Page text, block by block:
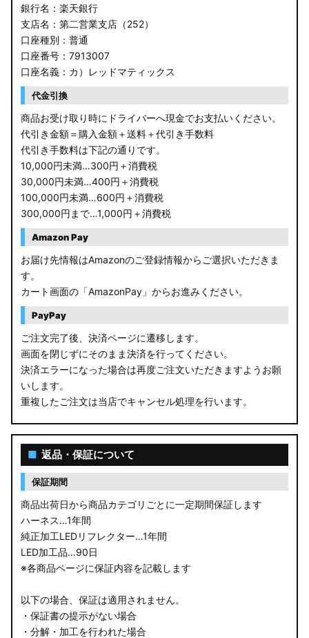
銀行名：楽天銀行
支店名：第二営業支店（252）
口座種別：普通
口座番号：7913007
口座名義：カ）レッドマティックス
代金引換
商品お受け取り時にドライバーへ現金でお支払いください。
代引き金額＝購入金額＋送料＋代引き手数料
代引き手数料は下記の通りです。
10,000円未満…300円＋消費税
30,000円未満…400円＋消費税
100,000円未満…600円＋消費税
300,000円まで…1,000円＋消費税
Amazon Pay
お届け先情報はAmazonのご登録情報からご選択いただきま
す。
カート画面の「AmazonPay」からお進みください。
PayPay
ご注文完了後、決済ページに遷移します。
画面を閉じずにそのまま決済を行ってください。
決済エラーになった場合は再度ご注文いただきますようお願
いします。
重複したご注文は当店でキャンセル処理を行います。
■ 返品・保証について
保証期間
商品出荷日から商品カテゴリごとに一定期間保証します
ハーネス…1年間
純正加工LEDリフレクター…1年間
LED加工品…90日
※各商品ページに保証内容を記載します
以下の場合、保証は適用されません。
・保証書の提示がない場合
・分解・加工を行われた場合